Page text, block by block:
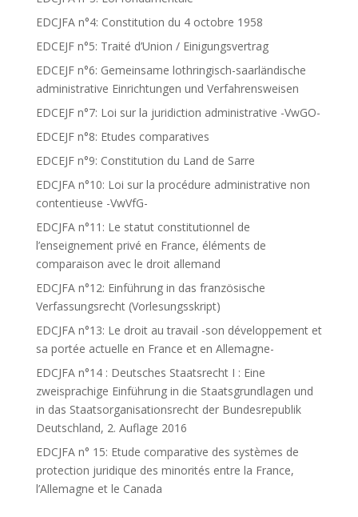
EDCJFA n°4: Constitution du 4 octobre 1958
EDCEJF n°5: Traité d’Union / Einigungsvertrag
EDCEJF n°6: Gemeinsame lothringisch-saarländische
administrative Einrichtungen und Verfahrensweisen
EDCEJF n°7: Loi sur la juridiction administrative -VwGO-
EDCEJF n°8: Etudes comparatives
EDCEJF n°9: Constitution du Land de Sarre
EDCJFA n°10: Loi sur la procédure administrative non
contentieuse -VwVfG-
EDCJFA n°11: Le statut constitutionnel de
l’enseignement privé en France, éléments de
comparaison avec le droit allemand
EDCJFA n°12: Einführung in das französische
Verfassungsrecht (Vorlesungsskript)
EDCJFA n°13: Le droit au travail -son développement et
sa portée actuelle en France et en Allemagne-
EDCJFA n°14 : Deutsches Staatsrecht I : Eine
zweisprachige Einführung in die Staatsgrundlagen und
in das Staatsorganisationsrecht der Bundesrepublik
Deutschland, 2. Auflage 2016
EDCJFA n° 15: Etude comparative des systèmes de
protection juridique des minorités entre la France,
l’Allemagne et le Canada